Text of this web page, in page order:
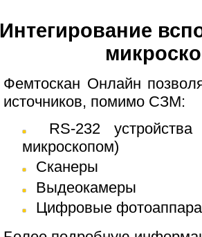
Интегирование
Фемтоскан Онлайн
источников, помимо СЗМ:
RS-232 устройства (могут быть синхронизированы с
микроскопом)
Сканеры
Выдеокамеры
Цифровые